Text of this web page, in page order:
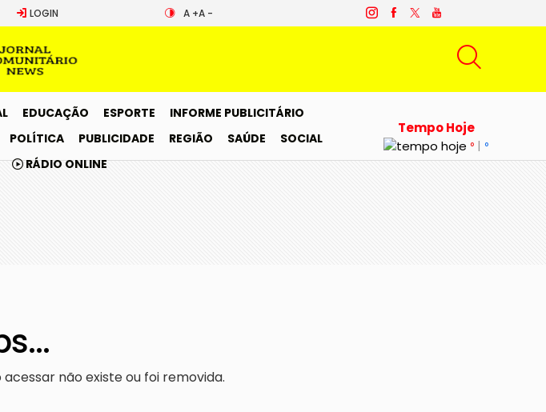
LOGIN A +A -
EDUCAÇÃO ESPORTE
INFORME PUBLICITÁRIO
POLÍTICA PUBLICIDADE REGIÃO SAÚDE
SOCIAL
RÁDIO ONLINE
Tempo Hoje
° | °
não existe ou foi removida.